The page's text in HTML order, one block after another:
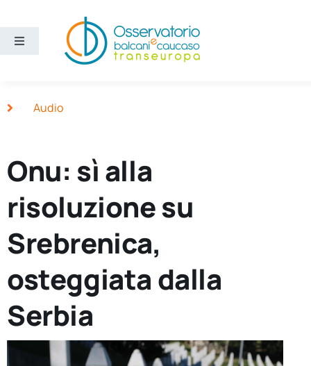
contenuto
Toggle
Ricerca e divulgazione
Sezioni
per:
Newsletter
Audio
Onu: sì alla
risoluzione su
Srebrenica,
osteggiata dalla
Serbia